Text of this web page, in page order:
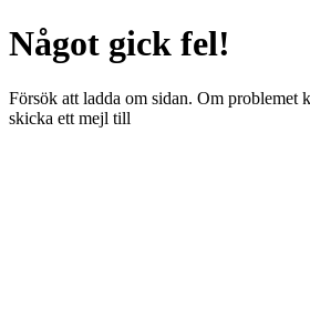
Något gick fel!
Försök att ladda om sidan. Om problemet
skicka ett mejl till